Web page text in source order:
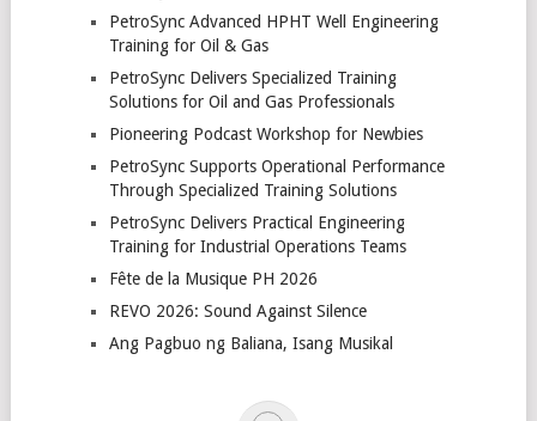
PetroSync Advanced HPHT Well Engineering
Training for Oil & Gas
PetroSync Delivers Specialized Training
Solutions for Oil and Gas Professionals
Pioneering Podcast Workshop for Newbies
PetroSync Supports Operational Performance
Through Specialized Training Solutions
PetroSync Delivers Practical Engineering
Training for Industrial Operations Teams
Fête de la Musique PH 2026
REVO 2026: Sound Against Silence
Ang Pagbuo ng Baliana, Isang Musikal